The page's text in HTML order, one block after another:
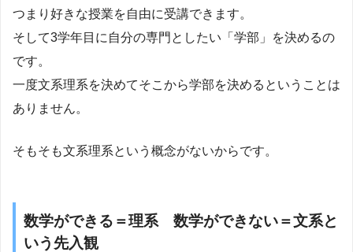
つまり好きな授業を自由に受講できます。
そして3学年目に自分の専門としたい「学部」を決めるの
です。
一度文系理系を決めてそこから学部を決めるということは
ありません。
そもそも文系理系という概念がないからです。
数学ができる＝理系 数学ができない＝文系と
いう先入観